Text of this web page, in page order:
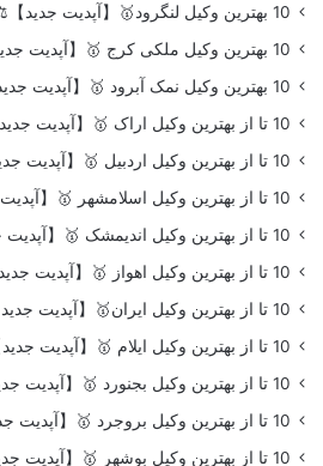
10 بهترین وکیل لنگرود🥇【آپدیت جدید】⚖️
10 بهترین وکیل ملکی کرج 🥇【آپدیت جدید】⚖️
10 بهترین وکیل نمک آبرود 🥇【آپدیت جدید】⚖️
10 تا از بهترین وکیل اراک 🥇【آپدیت جدید】⚖️
10 تا از بهترین وکیل اردبیل 🥇【آپدیت جدید】
10 تا از بهترین وکیل اسلامشهر 🥇【آپدیت جدید】
10 تا از بهترین وکیل اندیمشک 🥇【آپدیت جدید】
10 تا از بهترین وکیل اهواز 🥇【آپدیت جدید】⚖️
10 تا از بهترین وکیل ایران🥇【آپدیت جدید】
10 تا از بهترین وکیل ایلام 🥇【آپدیت جدید】
10 تا از بهترین وکیل بجنورد 🥇【آپدیت جدید】
10 تا از بهترین وکیل بروجرد 🥇【آپدیت جدید】
10 تا از بهترین وکیل بوشهر 🥇【آپدیت جدید】